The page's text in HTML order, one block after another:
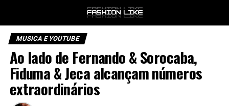
MUSICA E YOUTUBE
Ao lado de Fernando & Sorocaba,
Fiduma & Jeca alcançam números
extraordinários